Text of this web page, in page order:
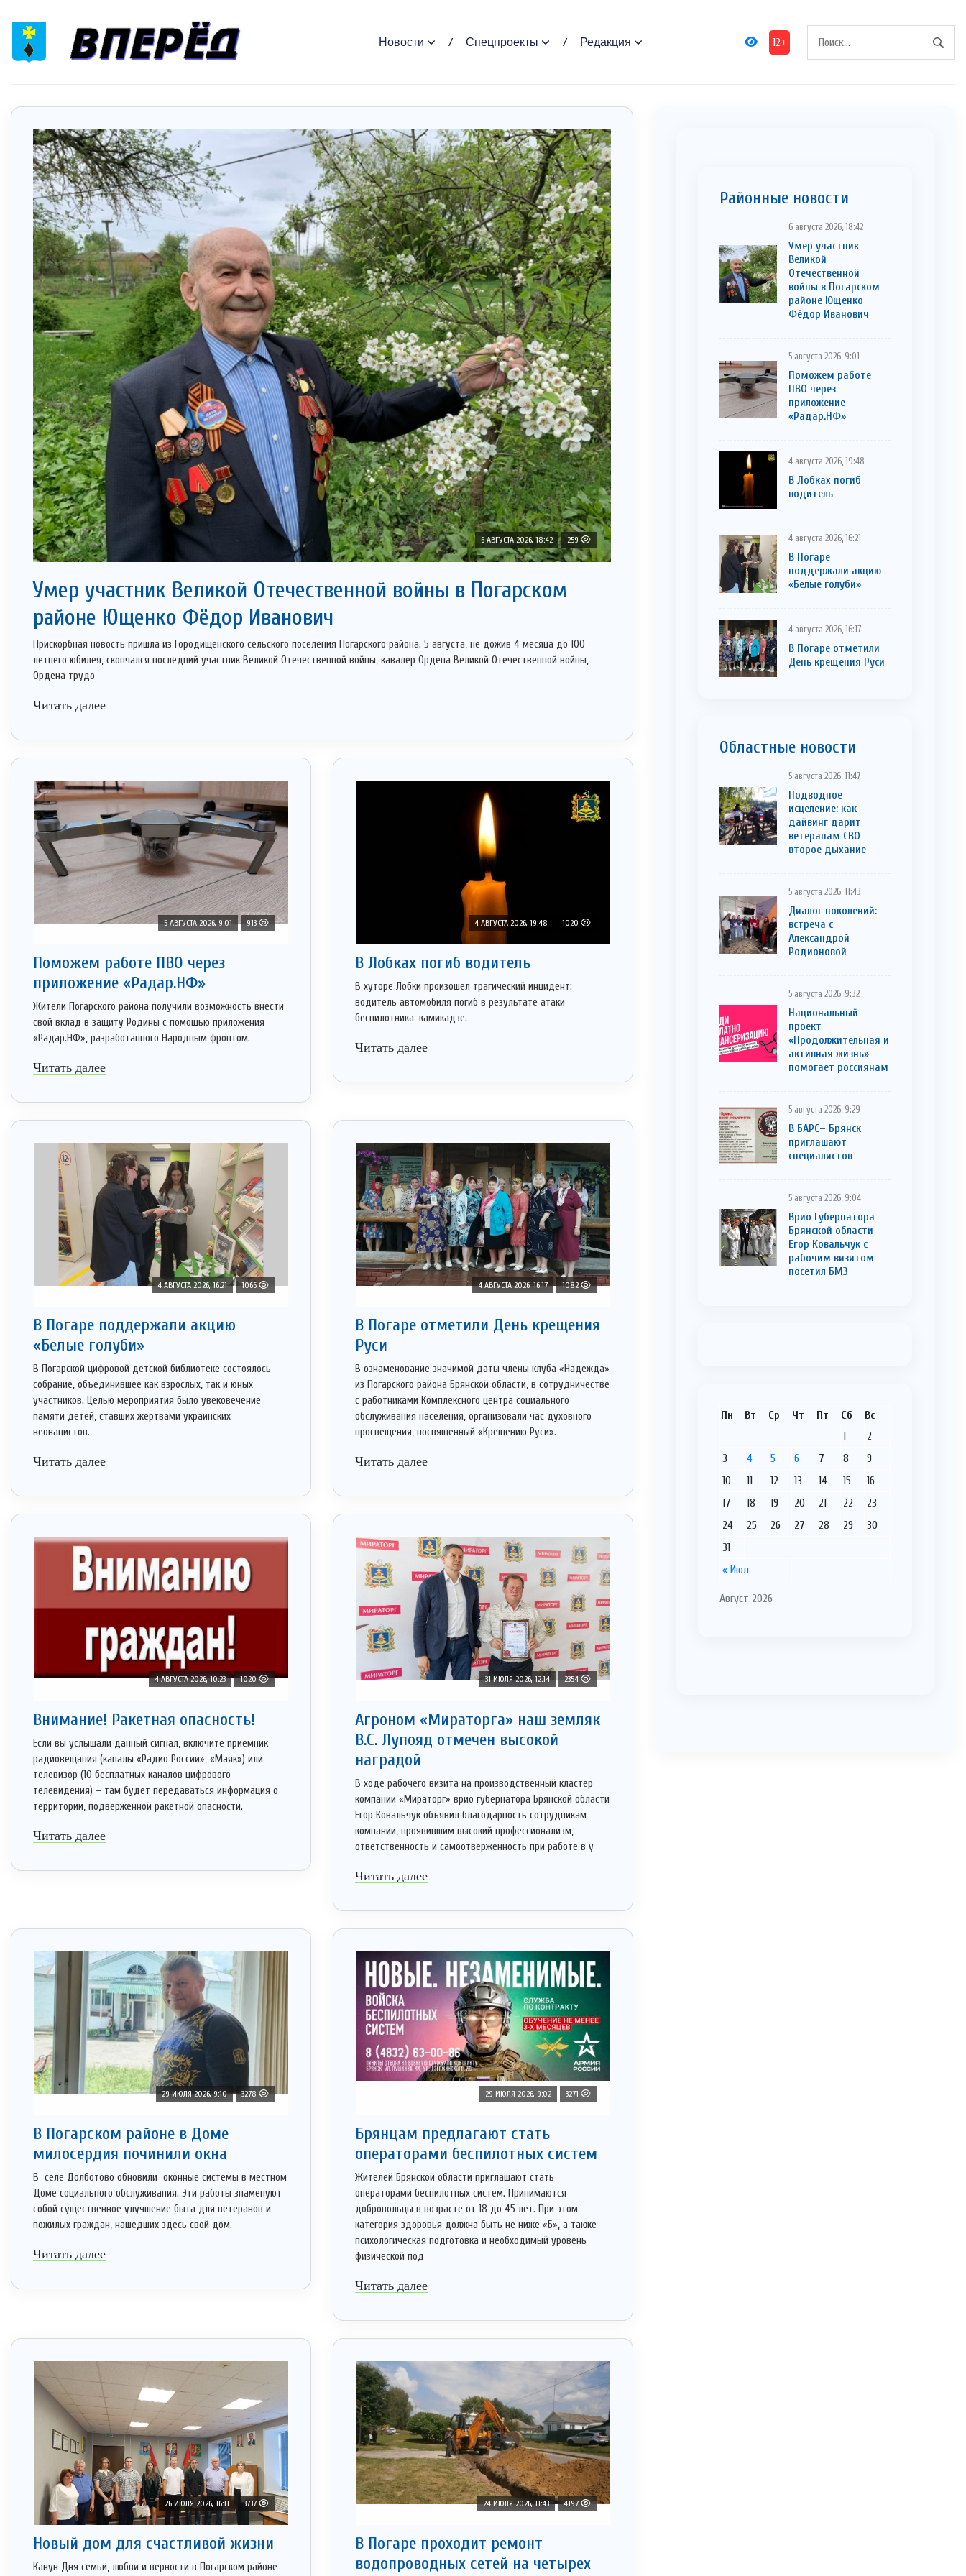
Новости Спецпроекты Редакция 12+
6 АВГУСТА 2026, 18:42 259
Умер участник Великой Отечественной войны в Погарском
районе Ющенко Фёдор Иванович
Прискорбная новость пришла из Городищенского сельского поселения Погарского района. 5 августа, не дожив 4 месяца до 100
летнего юбилея, скончался последний участник Великой Отечественной войны, кавалер Ордена Великой Отечественной войны,
Ордена трудо
Читать далее
5 АВГУСТА 2026, 9:01 913
Поможем работе ПВО через
приложение «Радар.НФ»
Жители Погарского района получили возможность внести
свой вклад в защиту Родины с помощью приложения
«Радар.НФ», разработанного Народным фронтом.
Читать далее
4 АВГУСТА 2026, 19:48 1020
В Лобках погиб водитель
В хуторе Лобки произошел трагический инцидент:
водитель автомобиля погиб в результате атаки
беспилотника-камикадзе.
Читать далее
4 АВГУСТА 2026, 16:21 1066
В Погаре поддержали акцию
«Белые голуби»
В Погарской цифровой детской библиотеке состоялось
собрание, объединившее как взрослых, так и юных
участников. Целью мероприятия было увековечение
памяти детей, ставших жертвами украинских
неонацистов.
Читать далее
4 АВГУСТА 2026, 16:17 1082
В Погаре отметили День крещения
Руси
В ознаменование значимой даты члены клуба «Надежда»
из Погарского района Брянской области, в сотрудничестве
с работниками Комплексного центра социального
обслуживания населения, организовали час духовного
просвещения, посвященный «Крещению Руси».
Читать далее
4 АВГУСТА 2026, 10:23 1020
Внимание! Ракетная опасность!
Если вы услышали данный сигнал, включите приемник
радиовещания (каналы «Радио России», «Маяк») или
телевизор (10 бесплатных каналов цифрового
телевидения) – там будет передаваться информация о
территории, подверженной ракетной опасности.
Читать далее
31 ИЮЛЯ 2026, 12:14 2354
Агроном «Мираторга» наш земляк
В.С. Лупояд отмечен высокой
наградой
В ходе рабочего визита на производственный кластер
компании «Мираторг» врио губернатора Брянской области
Егор Ковальчук объявил благодарность сотрудникам
компании, проявившим высокий профессионализм,
ответственность и самоотверженность при работе в у
Читать далее
29 ИЮЛЯ 2026, 9:10 3278
В Погарском районе в Доме
милосердия починили окна
В селе Долботово обновили оконные системы в местном
Доме социального обслуживания. Эти работы знаменуют
собой существенное улучшение быта для ветеранов и
пожилых граждан, нашедших здесь свой дом.
Читать далее
29 ИЮЛЯ 2026, 9:02 3271
Брянцам предлагают стать
оперaторами бeспилотных систeм
Жителей Брянской области приглашают стать
операторами беспилотных систем. Принимаются
добровольцы в возрасте от 18 до 45 лет. При этом
категория здоровья должна быть не ниже «Б», а также
психологическая подготовка и необходимый уровень
физической под
Читать далее
26 ИЮЛЯ 2026, 16:11 3737
Новый дом для счастливой жизни
Канун Дня семьи, любви и верности в Погарском районе
24 ИЮЛЯ 2026, 11:43 4197
В Погаре проходит ремонт
водопроводных сетей на четырех
Районные новости
6 августа 2026, 18:42
Умер участник
Великой
Отечественной
войны в Погарском
районе Ющенко
Фёдор Иванович
5 августа 2026, 9:01
Поможем работе
ПВО через
приложение
«Радар.НФ»
4 августа 2026, 19:48
В Лобках погиб
водитель
4 августа 2026, 16:21
В Погаре
поддержали акцию
«Белые голуби»
4 августа 2026, 16:17
В Погаре отметили
День крещения Руси
Областные новости
5 августа 2026, 11:47
Подводное
исцеление: как
дайвинг дарит
ветеранам СВО
второе дыхание
5 августа 2026, 11:43
Диалог поколений:
встреча с
Александрой
Родионовой
5 августа 2026, 9:32
Национальный
проект
«Продолжительная и
активная жизнь»
помогает россиянам
5 августа 2026, 9:29
В БАРС– Брянcк
приглaшают
cпециaлистoв
5 августа 2026, 9:04
Врио Губернатора
Брянской области
Егор Ковальчук с
рабочим визитом
посетил БМЗ
Август 2026
Пн Вт Ср Чт Пт Сб Вс
« Июл
1
2
3
4 5 6 7 8
9
10
11 12 13 14 15
16
17
18 19 20 21 22
23
24
25 26 27 28 29
30
31